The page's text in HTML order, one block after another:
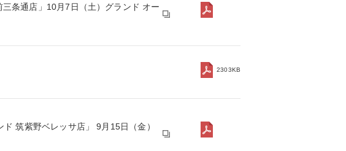
条通店」10月7日（土）グランド オー
2303KB
筑紫野ベレッサ店」 9月15日（金）